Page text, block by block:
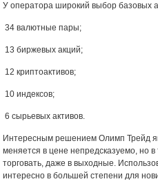
У оператора широкий выбор базовых
​ 34 валютные пары;
​ 13 биржевых акций;
​ 12 криптоактивов;
​ 10 индексов;
​ 6 сырьевых активов.
Интересным решением Олимп Трейд
меняется в цене непредсказуемо, но
торговать, даже в выходные.
интересно в большей степени для